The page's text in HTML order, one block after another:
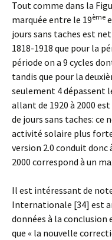
Tout comme dans la
marquée entre le 19ème
jours sans taches est
1818-1918 que pour la
période on a 9 cycles
tandis que pour la
seulement 4 dépassent
allant de 1920 à 2000
de jours sans taches: ce
activité solaire plus
version 2.0 conduit donc
2000 correspond à un
Il est intéressant de
Internationale [34] est
données à la
que « la nouvelle